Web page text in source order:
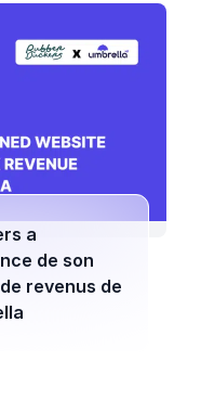
a
de son
revenus de